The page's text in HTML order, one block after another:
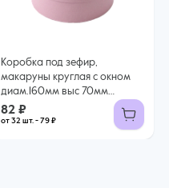
Коробка под зефир,
макаруны круглая с окном
диам.160мм выс 70мм
(СВЕТЛО РОЗОВАЯ)
82 ₽
от 32 шт. - 79 ₽